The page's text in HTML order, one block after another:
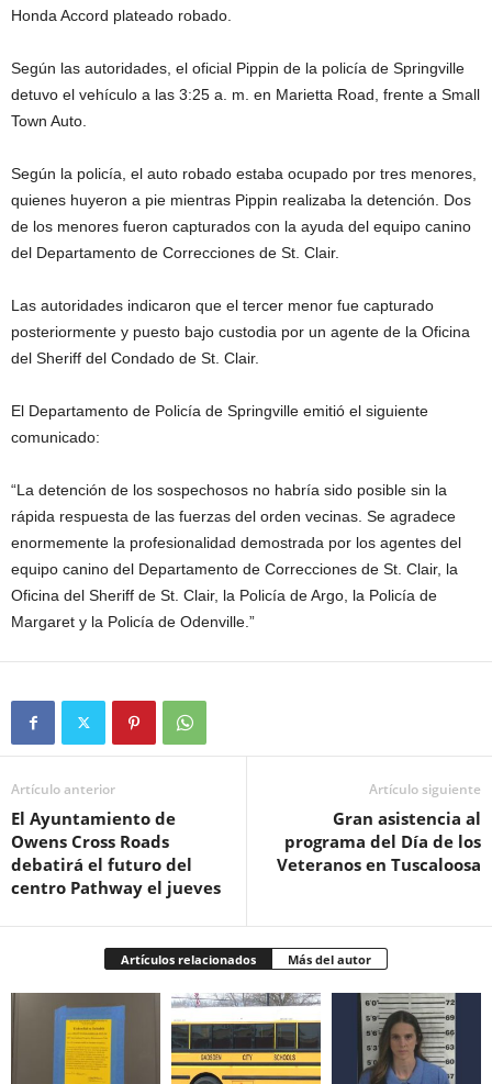
Honda Accord plateado robado.
Según las autoridades, el oficial Pippin de la policía de Springville
detuvo el vehículo a las 3:25 a. m. en Marietta Road, frente a Small
Town Auto.
Según la policía, el auto robado estaba ocupado por tres menores,
quienes huyeron a pie mientras Pippin realizaba la detención. Dos
de los menores fueron capturados con la ayuda del equipo canino
del Departamento de Correcciones de St. Clair.
Las autoridades indicaron que el tercer menor fue capturado
posteriormente y puesto bajo custodia por un agente de la Oficina
del Sheriff del Condado de St. Clair.
El Departamento de Policía de Springville emitió el siguiente
comunicado:
“La detención de los sospechosos no habría sido posible sin la
rápida respuesta de las fuerzas del orden vecinas. Se agradece
enormemente la profesionalidad demostrada por los agentes del
equipo canino del Departamento de Correcciones de St. Clair, la
Oficina del Sheriff de St. Clair, la Policía de Argo, la Policía de
Margaret y la Policía de Odenville.”
Artículo anterior
El Ayuntamiento de
Owens Cross Roads
debatirá el futuro del
centro Pathway el jueves
Artículo siguiente
Gran asistencia al
programa del Día de los
Veteranos en Tuscaloosa
Artículos relacionados Más del autor